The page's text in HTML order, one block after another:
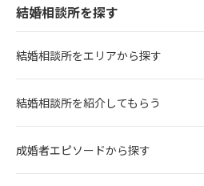
結婚相談所を探す
結婚相談所をエリアから探す
結婚相談所を紹介してもらう
成婚者エピソードから探す